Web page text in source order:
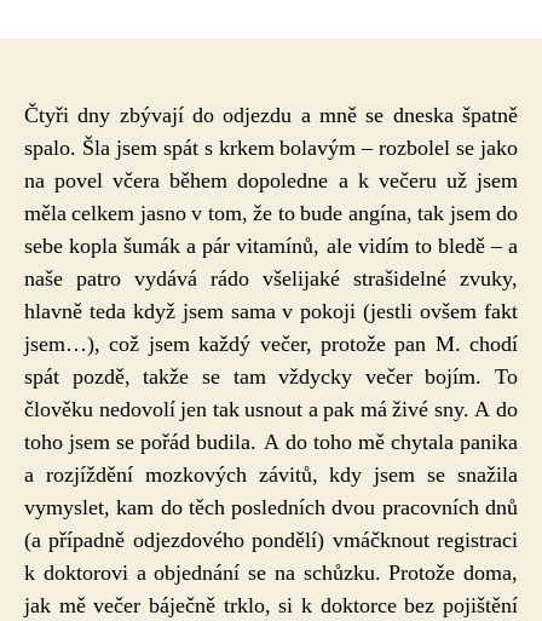
práce
a
náběh
na
angínu
Čtyři dny zbývají do odjezdu a mně se dneska špatně
spalo. Šla jsem spát s krkem bolavým – rozbolel se jako
na povel včera během dopoledne a k večeru už jsem
měla celkem jasno v tom, že to bude angína, tak jsem do
sebe kopla šumák a pár vitamínů, ale vidím to bledě – a
naše patro vydává rádo všelijaké strašidelné zvuky,
hlavně teda když jsem sama v pokoji (jestli ovšem fakt
jsem…), což jsem každý večer, protože pan M. chodí
spát pozdě, takže se tam vždycky večer bojím. To
člověku nedovolí jen tak usnout a pak má živé sny. A do
toho jsem se pořád budila. A do toho mě chytala panika
a rozjíždění mozkových závitů, kdy jsem se snažila
vymyslet, kam do těch posledních dvou pracovních dnů
(a případně odjezdového pondělí) vmáčknout registraci
k doktorovi a objednání se na schůzku. Protože doma,
jak mě večer báječně trklo, si k doktorce bez pojištění